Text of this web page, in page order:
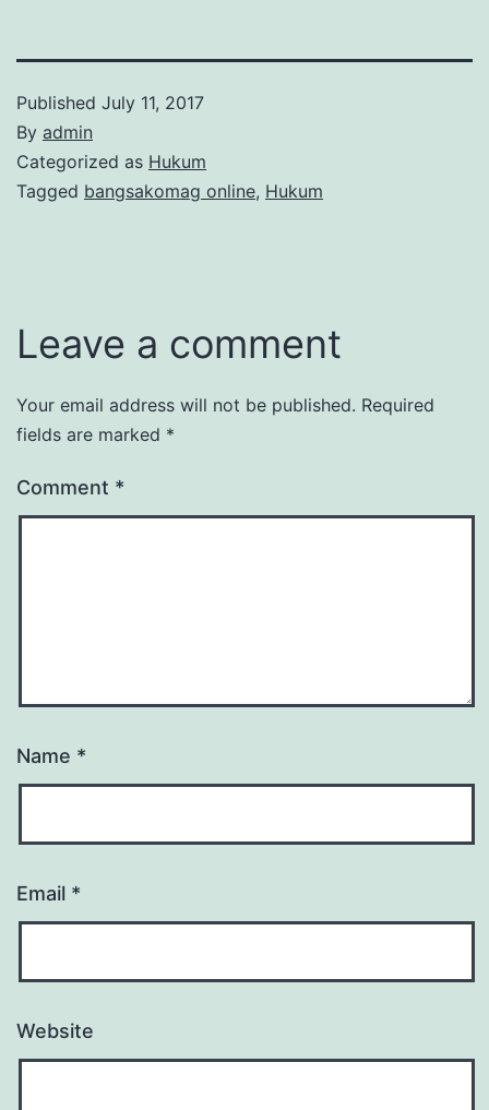
Published July 11, 2017
By admin
Categorized as Hukum
Tagged bangsakomag online, Hukum
Leave a comment
Your email address will not be published. Required
fields are marked *
Comment *
Name *
Email *
Website